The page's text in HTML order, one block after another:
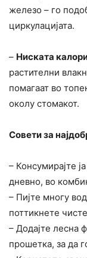
железо – го
циркулацијата.
– Ниската
растителни
помагаат во
околу стомакот.
Совети за
– Консумирајте
дневно, во
– Пијте многу
поттикнете
– Додајте лесна
прошетка, за да